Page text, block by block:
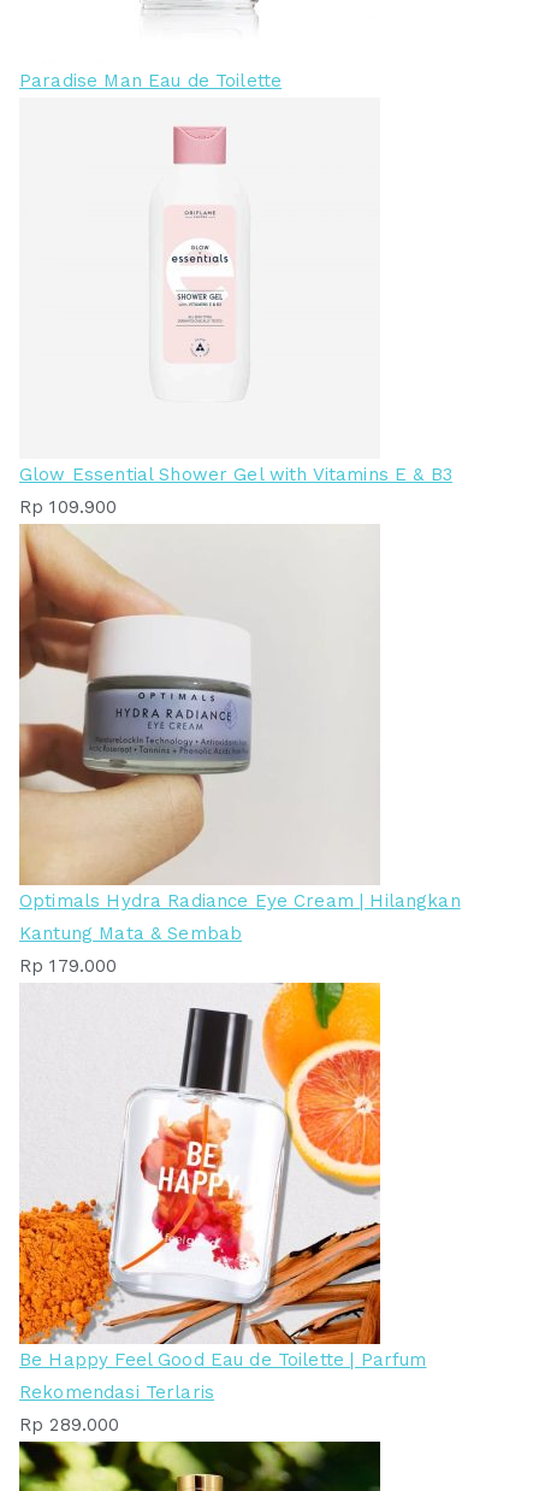
Paradise Man Eau de Toilette
Glow Essential Shower Gel with Vitamins E & B3
Rp 109.900
Optimals Hydra Radiance Eye Cream | Hilangkan
Kantung Mata & Sembab
Rp 179.000
Be Happy Feel Good Eau de Toilette | Parfum
Rekomendasi Terlaris
Rp 289.000